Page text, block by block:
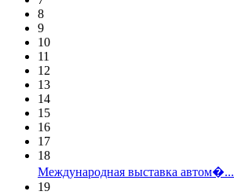
8
9
10
11
12
13
14
15
16
17
18
Международная выставка автом�...
19